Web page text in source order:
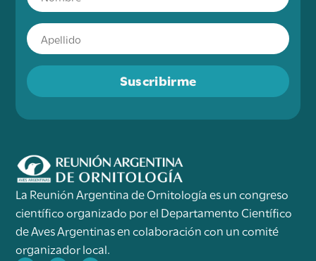
Suscribirme
La Reunión Argentina de Ornitología es un congreso
científico organizado por el Departamento Científico
de Aves Argentinas en colaboración con un comité
organizador local.